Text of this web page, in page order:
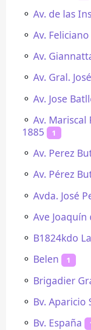
⚬ Av. de las
⚬ Av.
⚬ Av.
⚬ Av. Gral.
⚬ Av. Jose
⚬ Av. Mariscal
1885
1
⚬ Av. Perez
⚬ Av. Pérez
⚬ Avda. José
⚬ Ave Joaquín
⚬ B1824kdo
⚬ Belen 1
⚬ Brigadier
⚬ Bv. Aparicio
⚬ Bv. España